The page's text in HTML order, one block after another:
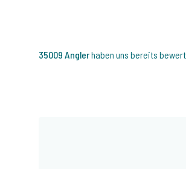
35009 Anglerhaben uns bereits